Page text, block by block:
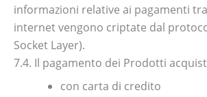
informazioni relative ai pagamenti
internet vengono criptate dal
Socket Layer).
7.4. Il pagamento dei Prodotti
con carta di credito